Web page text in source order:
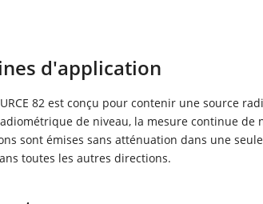
d'application
82 est conçu pour contenir une source
de niveau, la mesure continue de
sont émises sans atténuation dans une
toutes les autres directions.